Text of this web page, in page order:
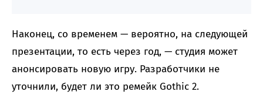
Наконец, со временем — вероятно, на следующей
презентации, то есть через год, — студия может
анонсировать новую игру. Разработчики не
уточнили, будет ли это ремейк Gothic 2.